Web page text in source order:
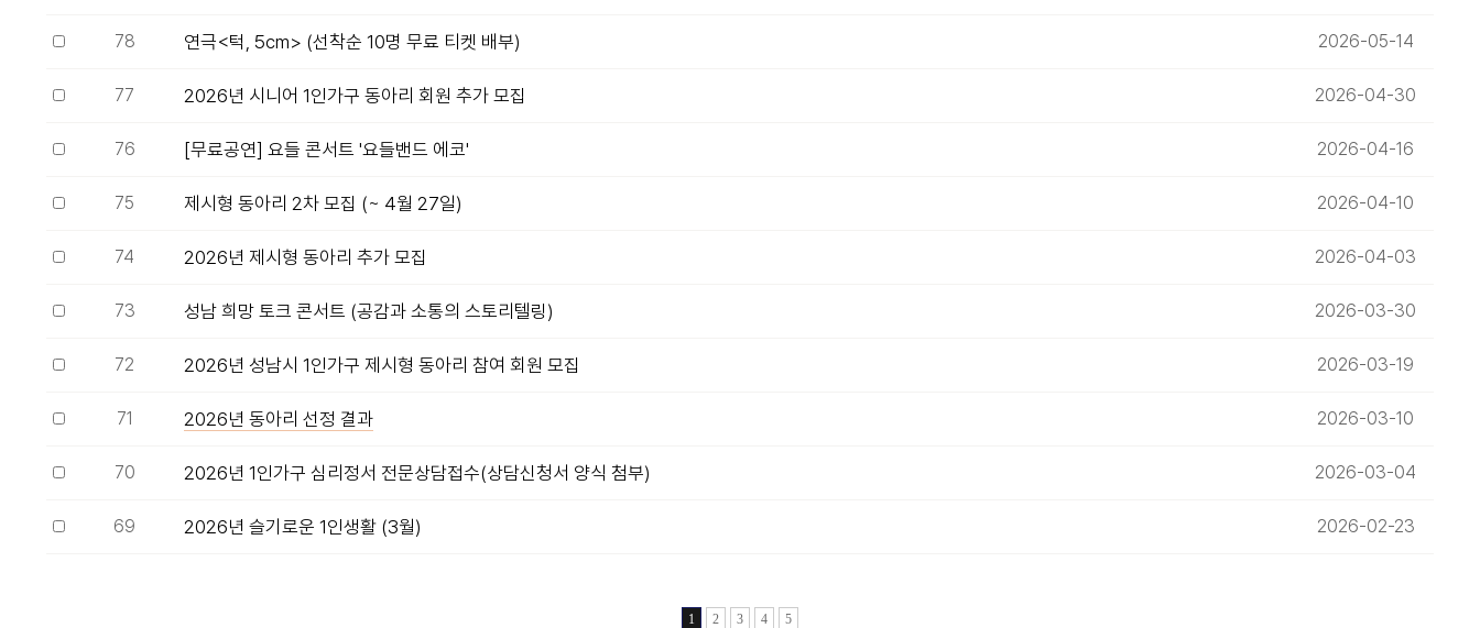
78 연극<턱, 5cm> (선착순 10명 무료 티켓 배부) 2026-05-14
77 2026년 시니어 1인가구 동아리 회원 추가 모집 2026-04-30
76 [무료공연] 요들 콘서트 '요들밴드 에코' 2026-04-16
75 제시형 동아리 2차 모집 (~ 4월 27일) 2026-04-10
74 2026년 제시형 동아리 추가 모집 2026-04-03
73 성남 희망 토크 콘서트 (공감과 소통의 스토리텔링) 2026-03-30
72 2026년 성남시 1인가구 제시형 동아리 참여 회원 모집 2026-03-19
71 2026년 동아리 선정 결과 2026-03-10
70 2026년 1인가구 심리정서 전문상담접수(상담신청서 양식 첨부) 2026-03-04
69 2026년 슬기로운 1인생활 (3월) 2026-02-23
1 2 3 4 5